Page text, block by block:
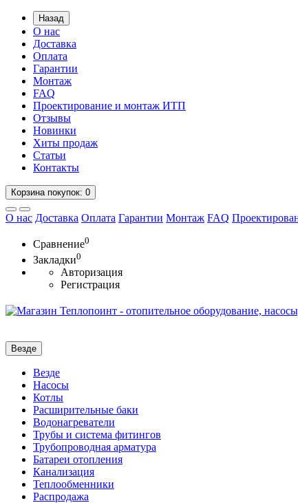
Назад
О нас
Доставка
Оплата
Гарантии
Монтаж
FAQ
Проектирование и монтаж ИТП
Отзывы
Новинки
Хиты продаж
Статьи
Контакты
Корзинапокупок: 0
О нас Доставка Оплата Гарантии Монтаж FAQ
Сравнение0
Закладки0
Авторизация
Регистрация
Везде
Везде
Насосы
Котлы
Расширительные баки
Водонагреватели
Трубы и система фитингов
Трубопроводная арматура
Батареи отопления
Канализация
Теплообменники
Распродажа